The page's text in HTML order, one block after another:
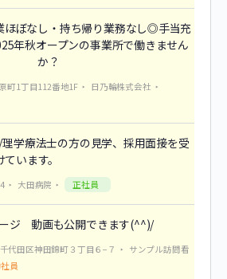
ほぼなし・持ち帰り業務なし◎手当充
年秋オープンの事業所で働きません
か？
町1丁目112番地1F 日乃輪株式会社
学療法士の方の見学、採用面接を受
けています。
大田病院 正社員
ジ 動画も公開できます(^^)/
代田区神田錦町３丁目６−７
サンプル訪問看
員